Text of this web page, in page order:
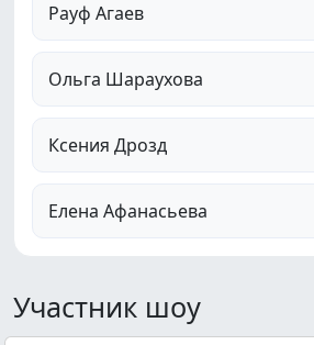
Рауф Агаев
Ольга Шараухова
Ксения Дрозд
Елена Афанасьева
Участник шоу